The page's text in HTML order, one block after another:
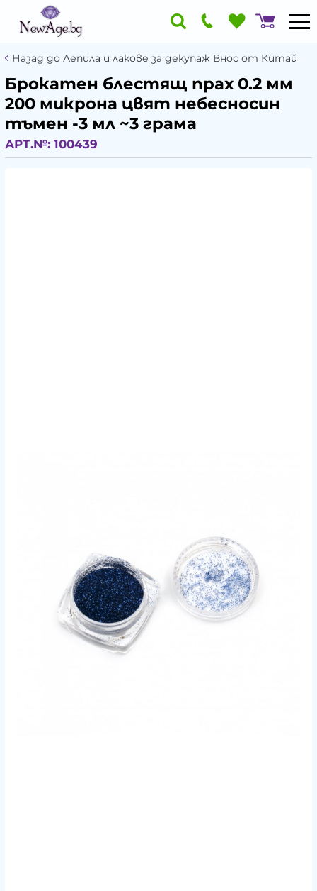
Назад до Лепила и лакове за декупаж Внос от Китай
Брокатен блестящ прах 0.2 мм
200 микрона цвят небесносин
тъмен -3 мл ~3 грама
АРТ.№: 100439